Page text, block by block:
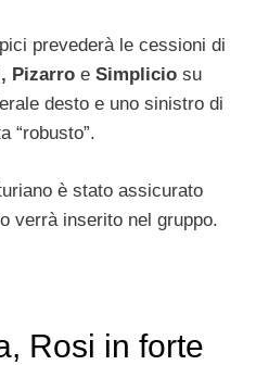
prevederà le cessioni di
Pizarro e Simplicio su
desto e uno sinistro di
“robusto”.
è stato assicurato
verrà inserito nel gruppo.
Rosi in forte